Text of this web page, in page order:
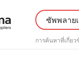
ซัพพลาย
การค้นหาที่เกี่ยว